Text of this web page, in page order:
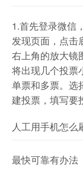
1.首先登录微信
发现页面，点击
右上角的放大镜
将出现几个投票
单票和多票。选
建投票，填写要
人工用手机怎么
最快可靠有办法